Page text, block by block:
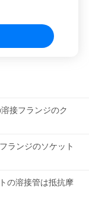
接フランジのク
ランジのソケット
の溶接管は抵抗摩